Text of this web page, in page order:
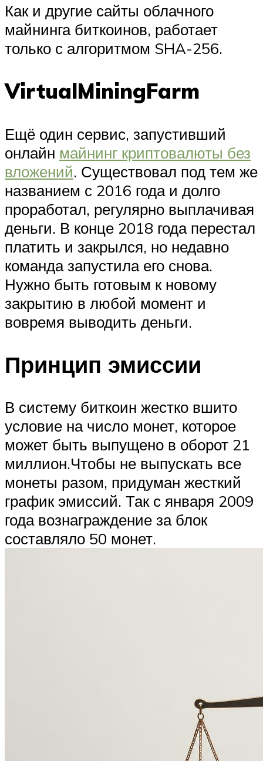
Как и другие сайты облачного
майнинга биткоинов, работает
только с алгоритмом SHA-256.
VirtualMiningFarm
Ещё один сервис, запустивший
онлайн майнинг криптовалюты без
вложений. Существовал под тем же
названием с 2016 года и долго
проработал, регулярно выплачивая
деньги. В конце 2018 года перестал
платить и закрылся, но недавно
команда запустила его снова.
Нужно быть готовым к новому
закрытию в любой момент и
вовремя выводить деньги.
Принцип эмиссии
В систему биткоин жестко вшито
условие на число монет, которое
может быть выпущено в оборот 21
миллион.Чтобы не выпускать все
монеты разом, придуман жесткий
график эмиссий. Так с января 2009
года вознаграждение за блок
составляло 50 монет.